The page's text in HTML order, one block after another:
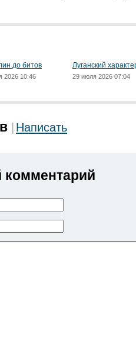
до битов
2026 10:46
Луганский
29 июля 2026 07:04
Написать
комментарий